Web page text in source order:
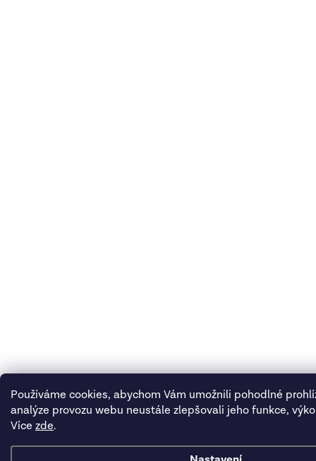
Používáme cookies, abychom Vám umožnili pohodlné
analýze provozu webu neustále zlepšovali jeho funkce,
Více zde.